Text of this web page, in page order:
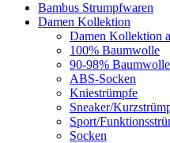
Bambus Strumpfwaren
Damen Kollektion
Damen Kollektion
100% Baumwolle
90-98% Baumwolle
ABS-Socken
Kniestrümpfe
Sneaker/
Sport/
Socken